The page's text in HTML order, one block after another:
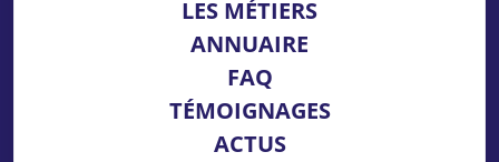
LES MÉTIERS
ANNUAIRE
FAQ
TÉMOIGNAGES
ACTUS